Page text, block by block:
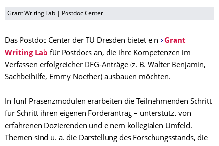
Grant Writing Lab | Postdoc Center
Das Postdoc Center der TU Dresden bietet ein
Grant
Writing Lab für Postdocs an, die ihre Kompetenzen im
Verfassen erfolgreicher DFG-Anträge (z. B. Walter Benjamin,
Sachbeihilfe, Emmy Noether) ausbauen möchten.
In fünf Präsenzmodulen erarbeiten die Teilnehmenden Schritt
für Schritt ihren eigenen Förderantrag – unterstützt von
erfahrenen Dozierenden und einem kollegialen Umfeld.
Themen sind u. a. die Darstellung des Forschungsstands, die